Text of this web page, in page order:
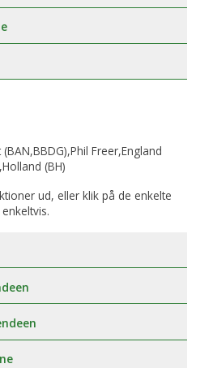
Freer,England
(BH)
ud, eller klik på de enkelte